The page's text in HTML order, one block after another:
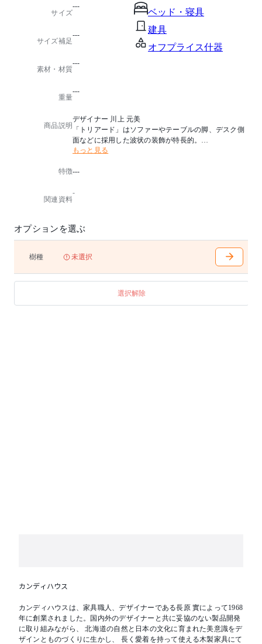
ベッド・寝具
建具
オフプライス什器
サイズ
---
サイズ補足
---
素材・材質
---
重量
---
商品説明
デザイナー 川上 元美
「トリアード」はソファーやテーブルの脚、デスク側
面などに採用した波状の装飾が特長的。
シリーズ共通のこの意匠と、重厚感を印象づける深み
ィス空間を演出します。
もっと見る
特徴---
関連資料
-
オプションを選ぶ
樹種 未選択
選択解除
カンディハウス
カンディハウスは、家具職人、デザイナーである長原 實によって1968
年に創業されました。国内外のデザイナーと共に妥協のない製品開発
に取り組みながら、 北海道の自然と日本の文化に育まれた美意識をデ
ザインとものづくりに生かし、 長く愛着を持って使える木製家具にて